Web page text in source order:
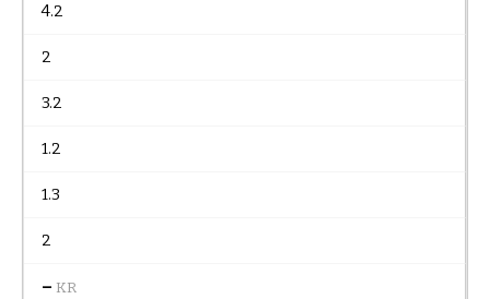
4.2
2
3.2
1.2
1.3
2
– KR